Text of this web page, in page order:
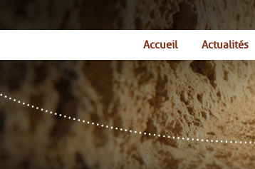
Accueil Actualités